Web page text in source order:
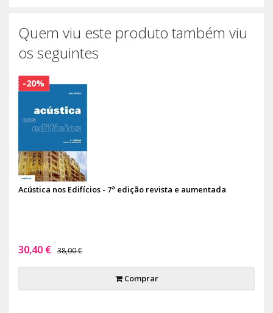
Quem viu este produto também viu
os seguintes
Acústica nos Edifícios - 7ª edição revista e aumentada
30,40 € 38,00 €
Comprar
-20%